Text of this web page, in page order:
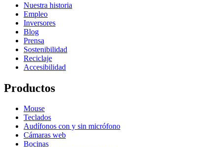
Nuestra historia
Empleo
Inversores
Blog
Prensa
Sostenibilidad
Reciclaje
Accesibilidad
Productos
Mouse
Teclados
Audífonos con y sin micrófono
Cámaras web
Bocinas